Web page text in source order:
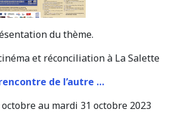
du thème.
et réconciliation à La Salette
de l’autre …
au mardi 31 octobre 2023